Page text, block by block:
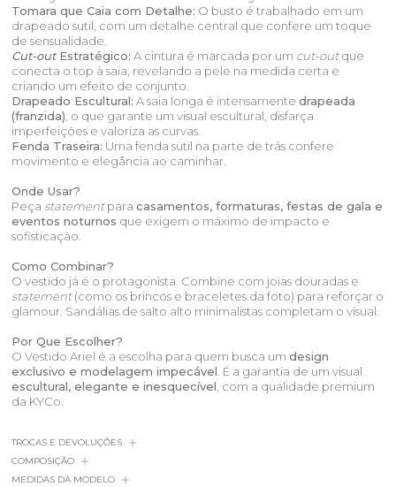
Tomara que Caia com Detalhe: O busto é trabalhado em um
drapeado sutil, com um detalhe central que confere um toque
de sensualidade.
Cut-outEstratégico: A cintura é marcada por um cut-outque
conecta o top à saia, revelando a pele na medida certa e
criando um efeito de conjunto.
Drapeado Escultural: A saia longa é intensamentedrapeada
(franzida), o que garante um visual escultural, disfarça
imperfeições e valoriza as curvas.
Fenda Traseira: Uma fenda sutil na parte de trás confere
movimento e elegância ao caminhar.
Onde Usar?
Peça statementparacasamentos, formaturas, festas de gala e
eventos noturnos que exigem o máximo de impacto e
sofisticação.
Como Combinar?
O vestido já é o protagonista. Combine com joias douradas e
statement(como os brincos e braceletes da foto) para reforçar o
glamour. Sandálias de salto alto minimalistas completam o visual.
Por Que Escolher?
O Vestido Ariel é a escolha para quem busca umdesign
exclusivo e modelagem impecável. É a garantia de um visual
escultural, elegante e inesquecível, com a qualidade premium
da KYCo.
TROCAS E DEVOLUÇÕES
MEDIDAS DA MODELO
COMPOSIÇÃO